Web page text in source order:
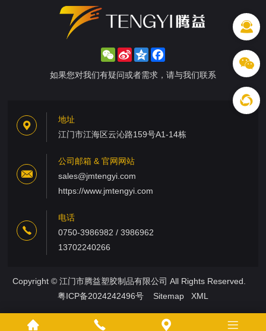
WeChat
Sina
Weibo
Qzone
如果您对我们有疑问或者需求，请与我们联系
地址
江门市江海区云沁路159号A1-14栋
公司邮箱 & 官网网站
sales@jmtengyi.com
https://www.jmtengyi.com
电话
0750-3986982 / 3986962
13702240266
Copyright © 江门市腾益塑胶制品有限公司 All Rights Reserved.
粤ICP备2024242496号
Sitemap XML